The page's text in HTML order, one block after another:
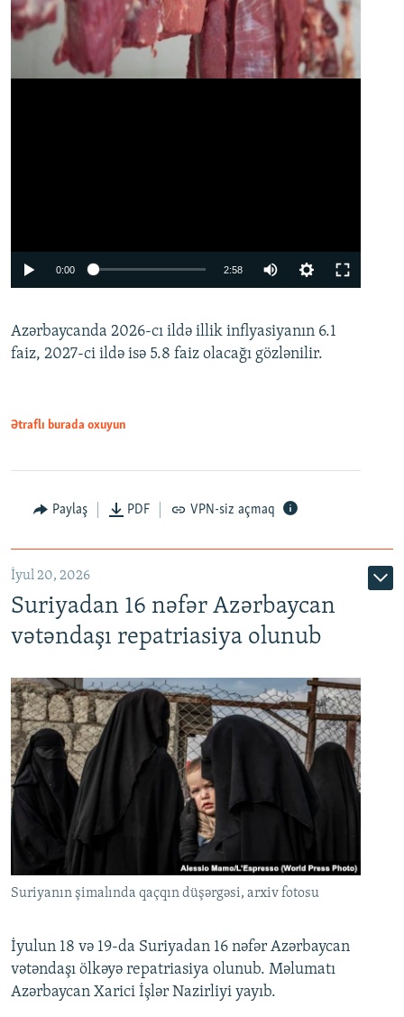
Auto
0:00 2:58
360p
480p
Azərbaycanda 2026-cı ildə illik inflyasiyanın 6.1
faiz, 2027-ci ildə isə 5.8 faiz olacağı gözlənilir.
Ətraflı burada oxuyun
Paylaş PDF VPN-siz açmaq
İyul 20, 2026
Suriyadan 16 nəfər Azərbaycan
vətəndaşı repatriasiya olunub
Suriyanın şimalında qaçqın düşərgəsi, arxiv fotosu
İyulun 18 və 19-da Suriyadan 16 nəfər Azərbaycan
vətəndaşı ölkəyə repatriasiya olunub. Məlumatı
Azərbaycan Xarici İşlər Nazirliyi yayıb.